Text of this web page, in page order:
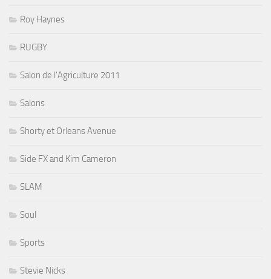
Roy Haynes
RUGBY
Salon de l'Agriculture 2011
Salons
Shorty et Orleans Avenue
Side FX and Kim Cameron
SLAM
Soul
Sports
Stevie Nicks